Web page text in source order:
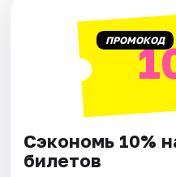
ПРОМОКОД
Сэкономь 10%
билетов